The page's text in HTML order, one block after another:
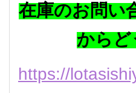
在庫のお問い
からど
https://